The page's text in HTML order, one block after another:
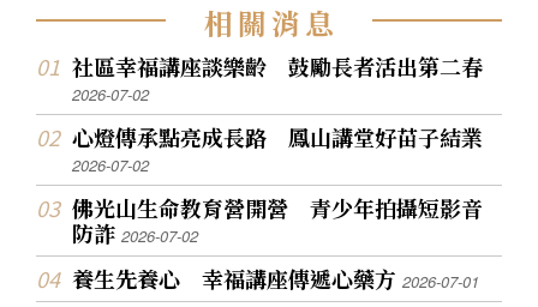
相關消息
社區幸福講座談樂齡 鼓勵長者活出第二春
2026-07-02
心燈傳承點亮成長路 鳳山講堂好苗子結業
2026-07-02
佛光山生命教育營開營 青少年拍攝短影音
防詐2026-07-02
養生先養心 幸福講座傳遞心藥方2026-07-01